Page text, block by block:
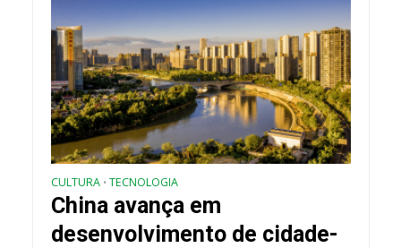
CULTURA • TECNOLOGIA
China avança em
desenvolvimento de cidade-